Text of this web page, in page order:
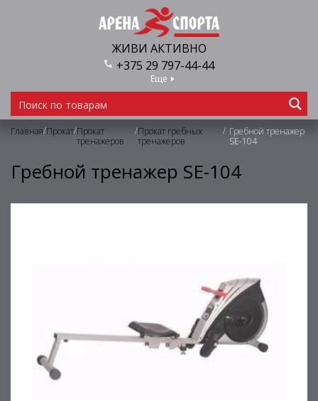
ЖИВИ АКТИВНО
+375 29 797-44-44
Еще
Главная/Прокат/Прокат
тренажеров
/Прокат гребных
тренажеров
/ Гребной тренажер
SE-104
Гребной тренажер SE-104